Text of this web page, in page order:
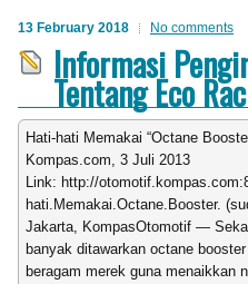
13 February 2018 No comments
Informasi
Tentang Eco
Hati-hati Memakai “Octane
Kompas.com, 3 Juli 2013
Link: http://
hati.Memakai.Octane.Booster.
Jakarta, KompasOtomotif —
banyak ditawarkan octane booster
beragam merek guna menaikkan